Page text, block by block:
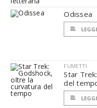
Odissea
LEGGI
FUMETTI
Star
del
LEGGI